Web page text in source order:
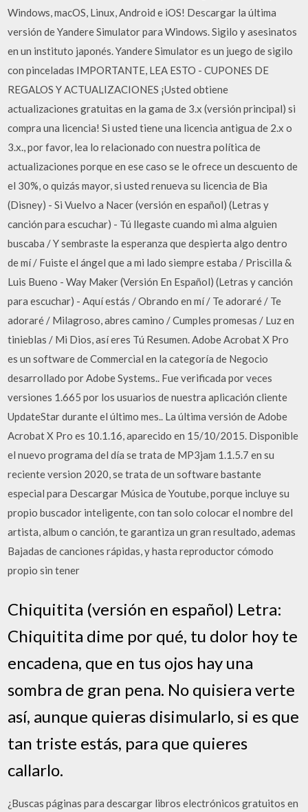
Windows, macOS, Linux, Android e iOS! Descargar la última
versión de Yandere Simulator para Windows. Sigilo y asesinatos
en un instituto japonés. Yandere Simulator es un juego de sigilo
con pinceladas IMPORTANTE, LEA ESTO - CUPONES DE
REGALOS Y ACTUALIZACIONES ¡Usted obtiene
actualizaciones gratuitas en la gama de 3.x (versión principal) si
compra una licencia! Si usted tiene una licencia antigua de 2.x o
3.x., por favor, lea lo relacionado con nuestra política de
actualizaciones porque en ese caso se le ofrece un descuento de
el 30%, o quizás mayor, si usted renueva su licencia de Bia
(Disney) - Si Vuelvo a Nacer (versión en español) (Letras y
canción para escuchar) - Tú llegaste cuando mi alma alguien
buscaba / Y sembraste la esperanza que despierta algo dentro
de mí / Fuiste el ángel que a mi lado siempre estaba / Priscilla &
Luis Bueno - Way Maker (Versión En Español) (Letras y canción
para escuchar) - Aquí estás / Obrando en mí / Te adoraré / Te
adoraré / Milagroso, abres camino / Cumples promesas / Luz en
tinieblas / Mi Dios, así eres Tú Resumen. Adobe Acrobat X Pro
es un software de Commercial en la categoría de Negocio
desarrollado por Adobe Systems.. Fue verificada por veces
versiones 1.665 por los usuarios de nuestra aplicación cliente
UpdateStar durante el último mes.. La última versión de Adobe
Acrobat X Pro es 10.1.16, aparecido en 15/10/2015. Disponible
el nuevo programa del día se trata de MP3jam 1.1.5.7 en su
reciente version 2020, se trata de un software bastante
especial para Descargar Música de Youtube, porque incluye su
propio buscador inteligente, con tan solo colocar el nombre del
artista, album o canción, te garantiza un gran resultado, ademas
Bajadas de canciones rápidas, y hasta reproductor cómodo
propio sin tener
Chiquitita (versión en español) Letra:
Chiquitita dime por qué, tu dolor hoy te
encadena, que en tus ojos hay una
sombra de gran pena. No quisiera verte
así, aunque quieras disimularlo, si es que
tan triste estás, para que quieres
callarlo.
¿Buscas páginas para descargar libros electrónicos gratuitos en